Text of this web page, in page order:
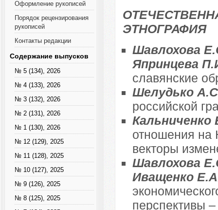
Оформление рукописей
Порядок рецензирования
рукописей
Контакты редакции
Содержание выпусков
№ 5 (134), 2026
№ 4 (133), 2026
№ 3 (132), 2026
№ 2 (131), 2026
№ 1 (130), 2026
№ 12 (129), 2025
№ 11 (128), 2025
№ 10 (127), 2025
№ 9 (126), 2025
№ 8 (125), 2025
ЭТНОГРАФИЯ
Шавлохова
Япринцева
славянские
Шелудько
российской
отношения на
векторы
Шавлохова
Иващенко
перспективы